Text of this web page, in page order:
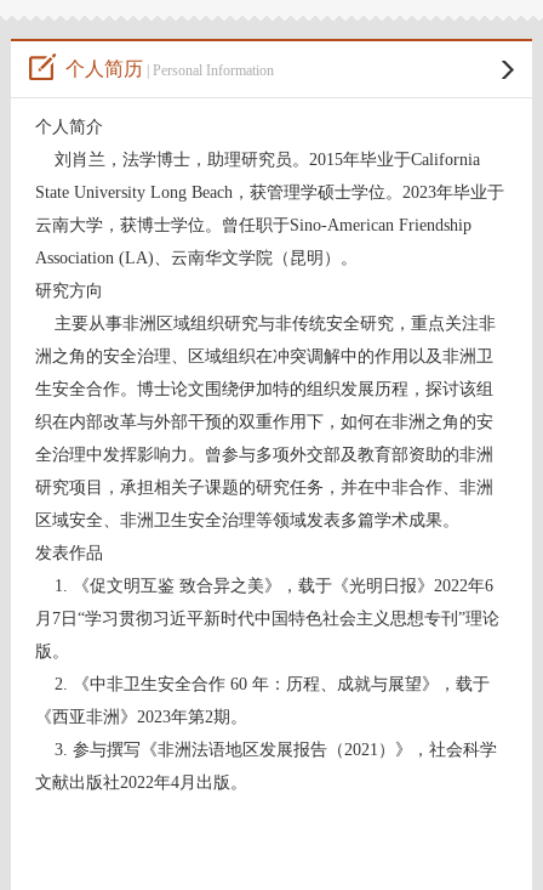
个人简历 | Personal Information
个人简介
刘肖兰，法学博士，助理研究员。2015年毕业于California
State University Long Beach，获管理学硕士学位。2023年毕业于
云南大学，获博士学位。曾任职于Sino-American Friendship
Association (LA)、云南华文学院（昆明）。
研究方向
主要从事非洲区域组织研究与非传统安全研究，重点关注非
洲之角的安全治理、区域组织在冲突调解中的作用以及非洲卫
生安全合作。 博士论文围绕伊加特的组织发展历程，探讨该组
织在内部改革与外部干预的双重作用下，如何在非洲之角的安
全治理中发挥影响力。 曾参与多项外交部及教育部资助的非洲
研究项目，承担相关子课题的研究任务，并在中非合作、非洲
区域安全、非洲卫生安全治理等领域发表多篇学术成果。
发表作品
1.
《促文明互鉴 致合异之美》，载于《光明日报》 2022年6
月 7日 “学习贯彻习近平新时代中国特色社会主义思想专刊 ”理论
版 。
2.
《中非卫生安全合作60 年：历程、成就与展望》，载于
《西亚非洲》 2023年第2期 。
3. 参与撰写《非洲法语地区发展报告（2021 ）》，社会科学
文献出版社2022年4月出版。